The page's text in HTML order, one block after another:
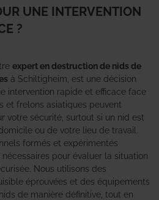
UNE INTERVENTION
?
expert en destruction de nids de
à Schiltigheim, est une décision
intervention rapide et efficace face
et frelons asiatiques peuvent
votre sécurité, surtout si un nid est
ou de votre lieu de travail.
formés et expérimentés
pour évaluer la situation
Nous utilisons des
éprouvées et des équipements
de manière définitive, tout en